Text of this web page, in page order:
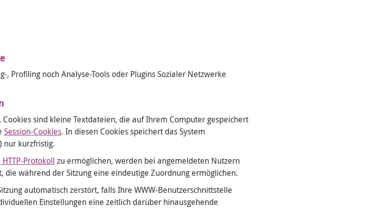
Profiling noch Analyse-Tools oder Plugins Sozialer Netzwerke
sind kleine Textdateien, die auf Ihrem Computer gespeichert
Session-Cookies. In diesen Cookies speichert das System
nur kurzfristig.
HTTP-Protokoll zu ermöglichen, werden bei angemeldeten Nutzern
die während der Sitzung eine eindeutige Zuordnung ermöglichen.
automatisch zerstört, falls Ihre WWW-Benutzerschnittstelle
Einstellungen eine zeitlich darüber hinausgehende